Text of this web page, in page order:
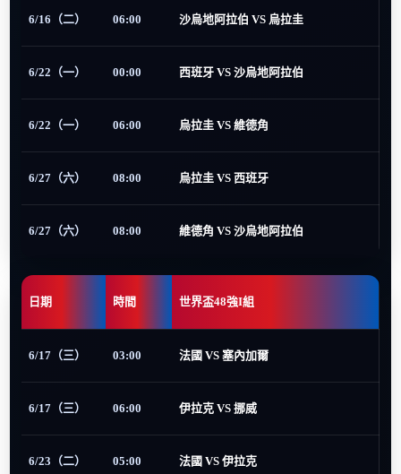
6/16（二） 06:00 沙烏地阿拉伯 VS 烏拉圭
6/22（一） 00:00 西班牙 VS 沙烏地阿拉伯
6/22（一） 06:00 烏拉圭 VS 維德角
6/27（六） 08:00 烏拉圭 VS 西班牙
6/27（六） 08:00 維德角 VS 沙烏地阿拉伯
日期 時間 世界盃48強I組
6/17（三） 03:00 法國 VS 塞內加爾
6/17（三） 06:00 伊拉克 VS 挪威
6/23（二） 05:00 法國 VS 伊拉克